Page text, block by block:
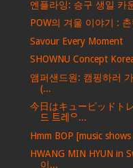
엔플라잉: 승구 생일 카
POW의 겨울 이야기 :
Savour Every Moment
SHOWNU Concept
앰퍼샌드원: 캠핑하러
(...
今日はキューピッドトレ
드 트레ᄋ...
Hmm BOP [music
HWANG MIN HYUN in
이...